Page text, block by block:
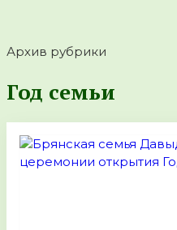
Архив рубрики
Год семьи